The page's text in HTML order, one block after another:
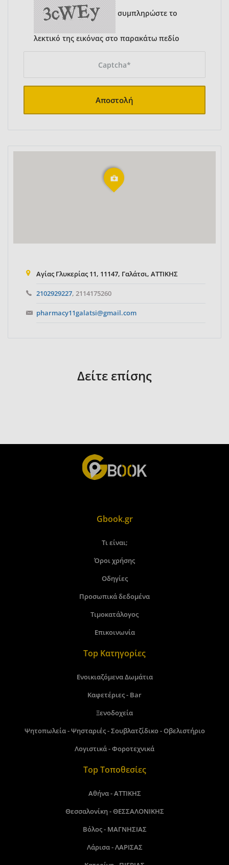
συμπληρώστε το
λεκτικό της εικόνας στο παρακάτω πεδίο
Αποστολή
Αγίας Γλυκερίας 11, 11147, Γαλάτσι, ΑΤΤΙΚΗΣ
2102929227, 2114175260
pharmacy11galatsi@gmail.com
Δείτε επίσης
Gbook.gr
Τι είναι;
Όροι χρήσης
Οδηγίες
Προσωπικά δεδομένα
Τιμοκατάλογος
Επικοινωνία
Top Κατηγορίες
Ενοικιαζόμενα Δωμάτια
Καφετέριες - Bar
Ξενοδοχεία
Ψητοπωλεία - Ψησταριές - Σουβλατζίδικο - Οβελιστήριο
Λογιστικά - Φοροτεχνικά
Top Τοποθεσίες
Αθήνα - ΑΤΤΙΚΗΣ
Θεσσαλονίκη - ΘΕΣΣΑΛΟΝΙΚΗΣ
Βόλος - ΜΑΓΝΗΣΙΑΣ
Λάρισα - ΛΑΡΙΣΑΣ